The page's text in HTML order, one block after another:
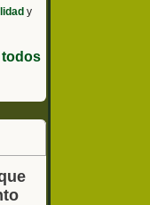
y
todos